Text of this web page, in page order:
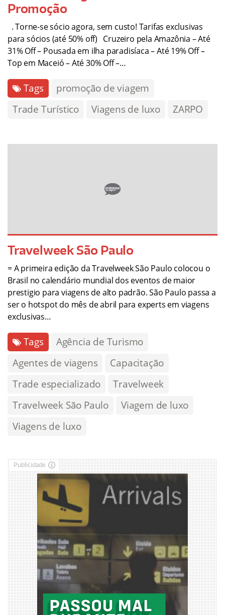
Promoção
. Torne-se sócio agora, sem custo! Tarifas exclusivas
para sócios (até 50% off) Cruzeiro pela Amazônia – Até
31% Off – Pousada em ilha paradisíaca – Até 19% Off –
Top em Maceió – Até 30% Off –…
Tags
promoção de viagem
Trade Turístico
Viagens de luxo ZARPO
Travelweek São Paulo
= A primeira edição da Travelweek São Paulo colocou o
Brasil no calendário mundial dos eventos de maior
prestigio para viagens de alto padrão. São Paulo passa a
ser o hotspot do mês de abril para experts em viagens
exclusivas…
Tags
Agência de Turismo
Agentes de viagens
Capacitação
Trade especializado
Travelweek
Travelweek São Paulo
Viagem de luxo
Viagens de luxo
Publicidade